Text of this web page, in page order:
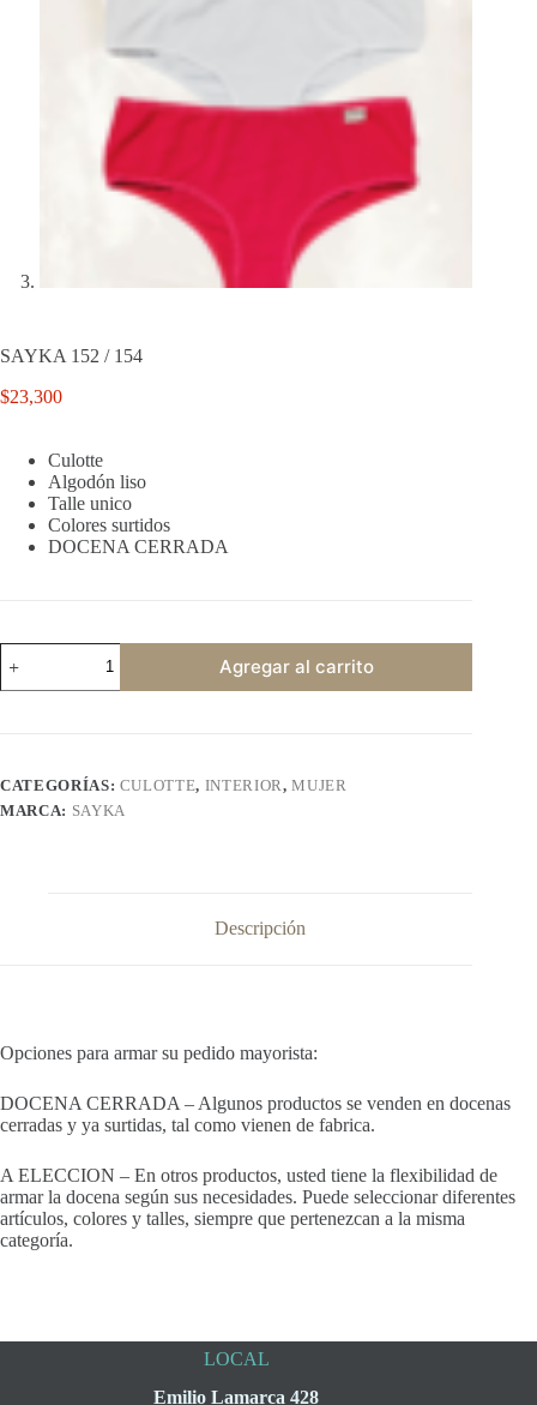
SAYKA 152 / 154
$23,300
Culotte
Algodón liso
Talle unico
Colores surtidos
DOCENA CERRADA
SAYKA
152
/
Agregar al carrito
CATEGORÍAS: CULOTTE, INTERIOR,MUJER
MARCA: SAYKA
Descripción
Opciones para armar su pedido mayorista:
DOCENA CERRADA – Algunos productos se venden en docenas
cerradas y ya surtidas, tal como vienen de fabrica.
A ELECCION – En otros productos, usted tiene la flexibilidad de
armar la docena según sus necesidades. Puede seleccionar diferentes
artículos, colores y talles, siempre que pertenezcan a la misma
categoría.
LOCAL
Emilio Lamarca 428